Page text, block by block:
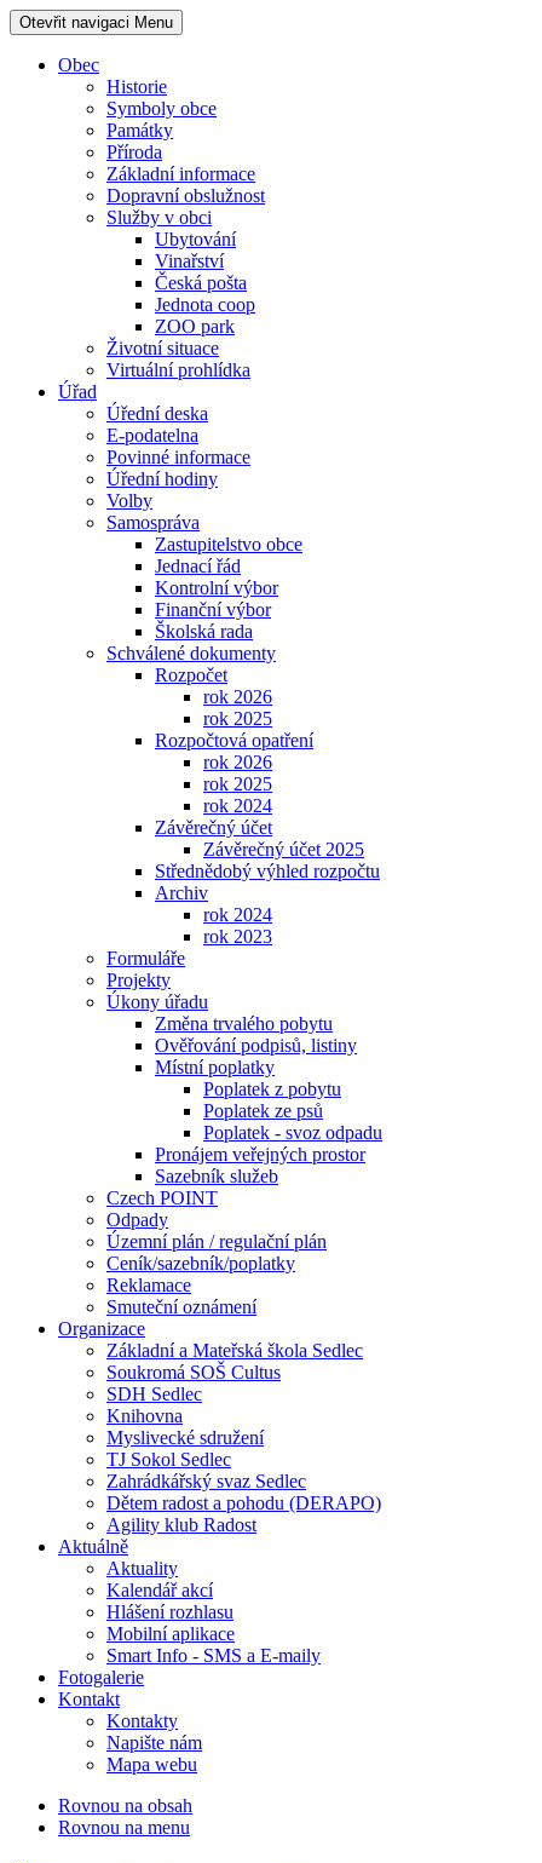
Otevřit navigaci Menu
Obec
Historie
Symboly obce
Památky
Příroda
Základní informace
Dopravní obslužnost
Služby v obci
Ubytování
Vinařství
Česká pošta
Jednota coop
ZOO park
Životní situace
Virtuální prohlídka
Úřad
Úřední deska
E-podatelna
Povinné informace
Úřední hodiny
Volby
Samospráva
Zastupitelstvo obce
Jednací řád
Kontrolní výbor
Finanční výbor
Školská rada
Schválené dokumenty
Rozpočet
rok 2026
rok 2025
Rozpočtová opatření
rok 2026
rok 2025
rok 2024
Závěrečný účet
Závěrečný účet 2025
Střednědobý výhled rozpočtu
Archiv
rok 2024
rok 2023
Formuláře
Projekty
Úkony úřadu
Změna trvalého pobytu
Ověřování podpisů, listiny
Místní poplatky
Poplatek z pobytu
Poplatek ze psů
Poplatek - svoz odpadu
Pronájem veřejných prostor
Sazebník služeb
Czech POINT
Odpady
Územní plán / regulační plán
Ceník/sazebník/poplatky
Reklamace
Smuteční oznámení
Organizace
Základní a Mateřská škola Sedlec
Soukromá SOŠ Cultus
SDH Sedlec
Knihovna
Myslivecké sdružení
TJ Sokol Sedlec
Zahrádkářský svaz Sedlec
Dětem radost a pohodu (DERAPO)
Agility klub Radost
Aktuálně
Aktuality
Kalendář akcí
Hlášení rozhlasu
Mobilní aplikace
Smart Info - SMS a E-maily
Fotogalerie
Kontakt
Kontakty
Napište nám
Mapa webu
Rovnou na obsah
Rovnou na menu